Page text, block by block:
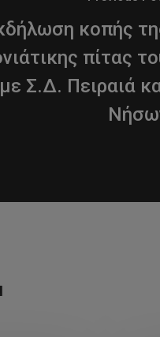
κοπής
πίτας
Σ.Δ. Πειραιά